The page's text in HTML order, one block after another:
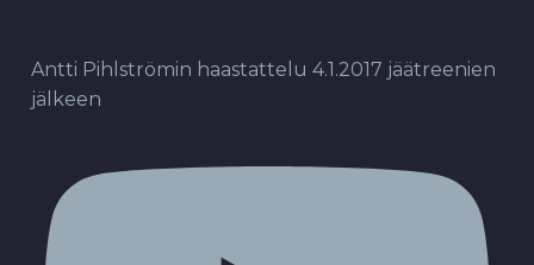
Antti Pihlströmin haastattelu 4.1.2017 jäätreenien
jälkeen